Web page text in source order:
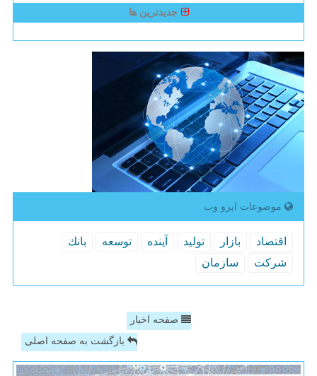
جدیدترین ها
موضوعات ایزو وب
اقتصاد بازار تولید آینده توسعه
بانك
شركت
سازمان
صفحه اخبار
بازگشت به صفحه اصلی